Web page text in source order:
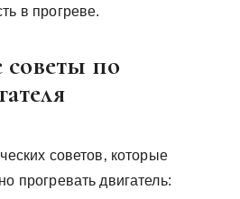
в прогреве.
советы по
советов‚ которые
прогревать двигатель: